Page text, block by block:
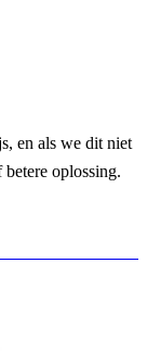
en als we dit niet
oplossing.